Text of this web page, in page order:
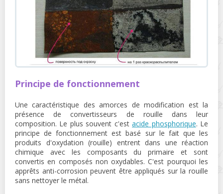
Principe de fonctionnement
Une caractéristique des amorces de modification est la
présence de convertisseurs de rouille dans leur
composition. Le plus souvent c'estacide phosphorique. Le
principe de fonctionnement est basé sur le fait que les
produits d'oxydation (rouille) entrent dans une réaction
chimique avec les composants du primaire et sont
convertis en composés non oxydables. C'est pourquoi les
apprêts anti-corrosion peuvent être appliqués sur la rouille
sans nettoyer le métal.